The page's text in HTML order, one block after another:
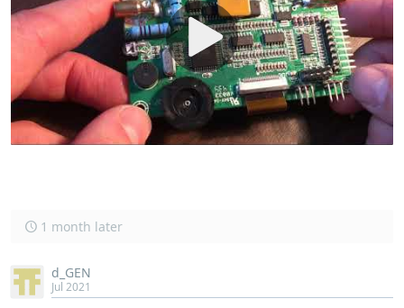
1 month later
d_GEN
Jul 2021